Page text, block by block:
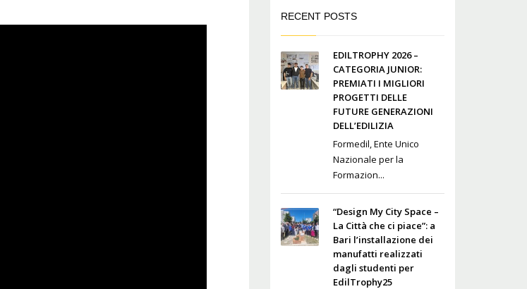
RECENT POSTS
EDILTROPHY 2026 –
CATEGORIA JUNIOR:
PREMIATI I MIGLIORI
PROGETTI DELLE
FUTURE GENERAZIONI
DELL’EDILIZIA
Formedil, Ente Unico
Nazionale per la
Formazion...
“Design My City Space –
La Città che ci piace”: a
Bari l’installazione dei
manufatti realizzati
dagli studenti per
EdilTrophy25